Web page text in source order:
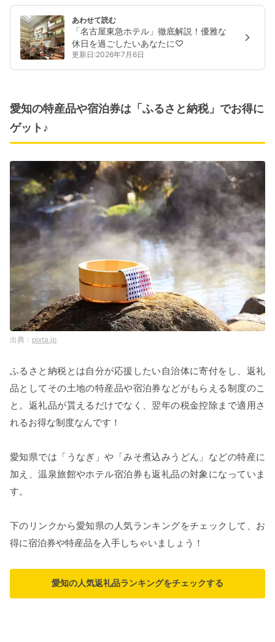
あわせて読む
「名古屋東急ホテル」徹底解説！優雅な
休日を過ごしたいあなたに♡
更新日:2026年7月6日
愛知の特産品や宿泊券は「ふるさと納税」でお得に
ゲット♪
pixta.jp
ふるさと納税とは自分が応援したい自治体に寄付をし、返礼
品としてその土地の特産品や宿泊券などがもらえる制度のこ
と。返礼品が貰えるだけでなく、翌年の税金控除まで適用さ
れるお得な制度なんです！
愛知県では「うなぎ」や「みそ煮込みうどん」などの特産に
加え、温泉旅館やホテル宿泊券も返礼品の対象になっていま
す。
下のリンクから愛知県の人気ランキングをチェックして、お
得に宿泊券や特産品を入手しちゃいましょう！
愛知の人気返礼品ランキングをチェックする